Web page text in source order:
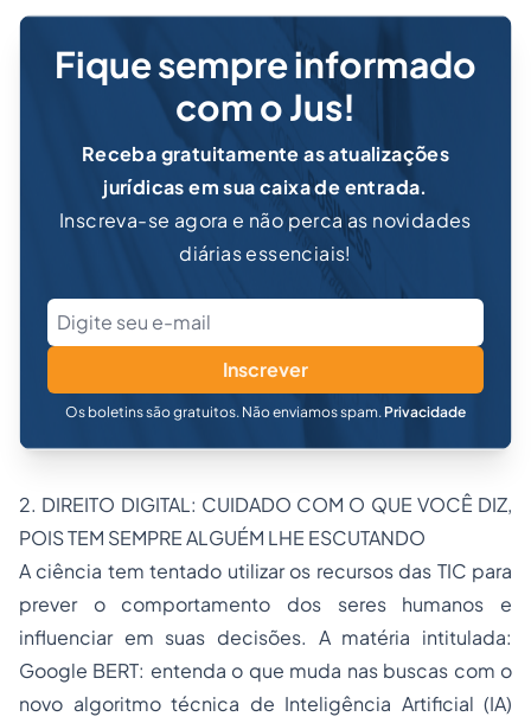
Fique sempre informado
com o Jus!
Receba gratuitamente as atualizações
jurídicas em sua caixa de entrada.
Inscreva-se agora e não perca as novidades
diárias essenciais!
Inscrever
Os boletins são gratuitos. Não enviamos spam. Privacidade
2. DIREITO DIGITAL: CUIDADO COM O QUE VOCÊ DIZ,
POIS TEM SEMPRE ALGUÉM LHE ESCUTANDO
A ciência tem tentado utilizar os recursos das TIC para
prever o comportamento dos seres humanos e
influenciar em suas decisões. A matéria intitulada:
Google BERT: entenda o que muda nas buscas com o
novo algoritmo técnica de Inteligência Artificial (IA)